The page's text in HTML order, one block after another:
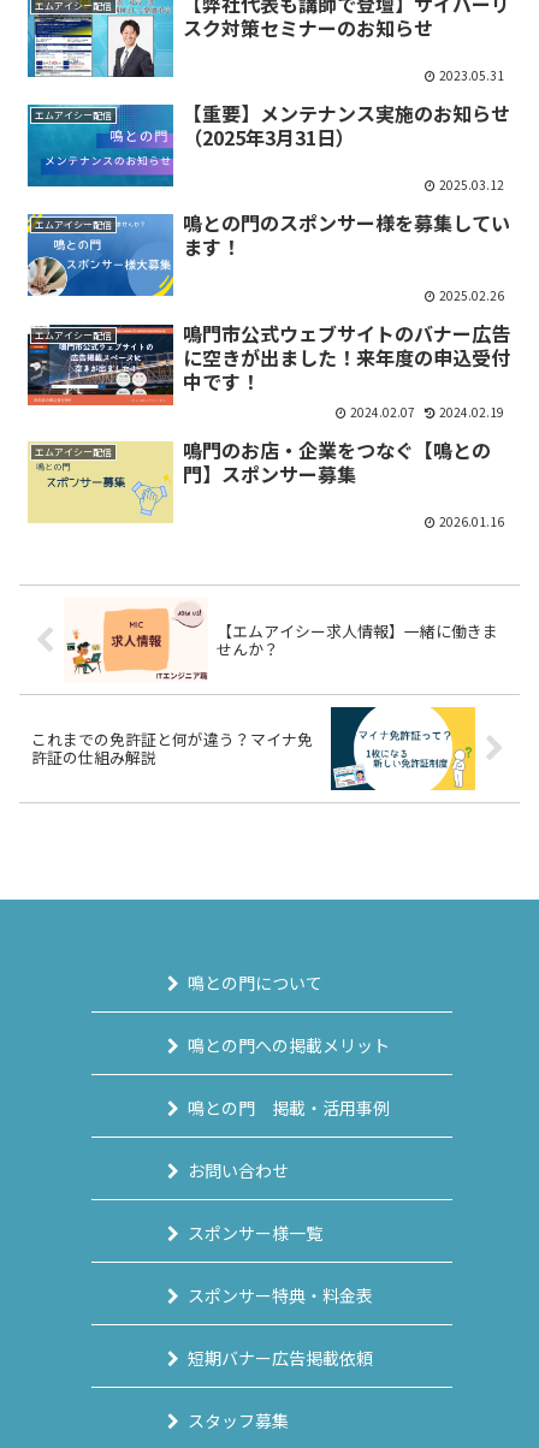
エムアイシー配信
スク対策セミナーのお知らせ
2023.05.31
エムアイシー配信
【重要】メンテナンス実施のお知らせ
（2025年3月31日）
2025.03.12
エムアイシー配信
鳴との門のスポンサー様を募集してい
ます！
2025.02.26
エムアイシー配信
鳴門市公式ウェブサイトのバナー広告
に空きが出ました！来年度の申込受付
中です！
2024.02.07 2024.02.19
エムアイシー配信
鳴門のお店・企業をつなぐ【鳴との
門】スポンサー募集
2026.01.16
【エムアイシー求人情報】一緒に働きま
せんか？
これまでの免許証と何が違う？マイナ免
許証の仕組み解説
鳴との門について
鳴との門への掲載メリット
鳴との門 掲載・活用事例
お問い合わせ
スポンサー様一覧
スポンサー特典・料金表
短期バナー広告掲載依頼
スタッフ募集